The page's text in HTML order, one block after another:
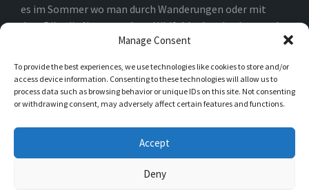
Manage Consent
To provide the best experiences, we use technologies like cookies to store and/or
access device information. Consenting to these technologies will allow us to
process data such as browsing behavior or unique IDs on this site. Not consenting
or withdrawing consent, may adversely affect certain features and functions.
Accept
Deny
es im Sommer wo man durch Wanderungen oder mit
dem Bike die Natur rund um Hildfeld erkunden kann, oder
auch im Winter, wo man durch die Loipen und an den
genießen kann.
Einfach nur spazieren gehen ist natürlich auch möglich.
Sie werden schnell merken, das es für Naturliebhaber in
Hildfeld niemals langweilig werden kann.